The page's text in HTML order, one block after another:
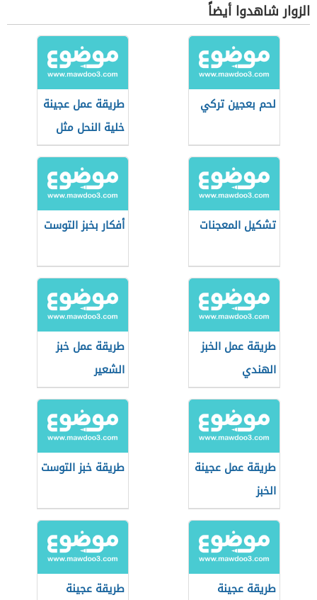
الزوار شاهدوا أيضاً
لحم بعجين تركي
طريقة عمل عجينة
خلية النحل مثل
القطن
تشكيل المعجنات أفكار بخبز التوست
طريقة عمل الخبز
الهندي
طريقة عمل خبز
الشعير
طريقة عمل عجينة
الخبز
طريقة خبز التوست
طريقة عجينة
طريقة عجينة